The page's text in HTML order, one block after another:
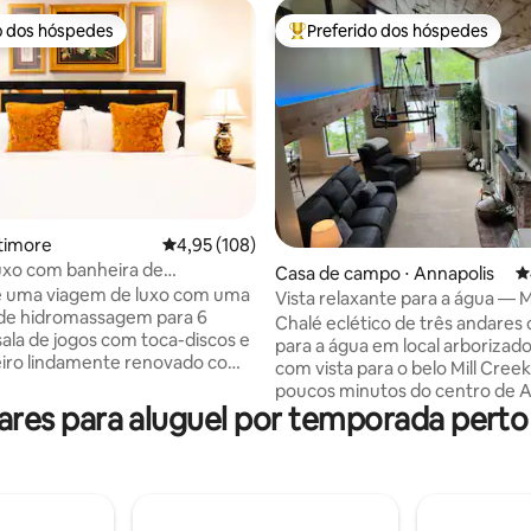
de 5, 171 avaliações
dos hóspedes
dos hóspedes
4,95 de uma avaliação média de 5, 108
4,95 (108)
com banheira de
sala de pôquer e
viagem de luxo com uma
hidromassagem para 6
de jogos com toca-discos e
lindamente renovado com
opulentamente
espaçosa e renovada está
Entre os melhores preferidos
Preferido dos hóspedes
Casa de campo ⋅ Annapolis
Vista relaxante para a água —
Cottage
Chalé eclético de três andares
para a água em local
com vista para o belo Mill Creek.
poucos minutos do centro de
e da Academia Naval dos EUA;
até o Cantler 's Riverside Inn
não ser apropriado para
para aluguel por temporada perto